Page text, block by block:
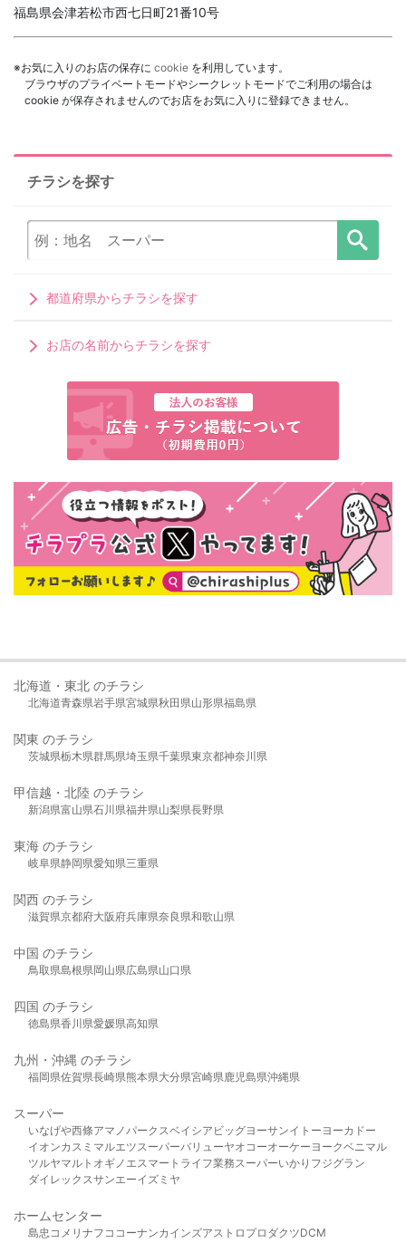
福島県会津若松市西七日町21番10号
※お気に入りのお店の保存に cookie を利用しています。
ブラウザのプライベートモードやシークレットモードでご利用の場合は
cookie が保存されませんのでお店をお気に入りに登録できません。
チラシを探す
都道府県からチラシを探す
お店の名前からチラシを探す
北海道・東北 のチラシ
北海道青森県岩手県宮城県秋田県山形県福島県
関東 のチラシ
茨城県栃木県群馬県埼玉県千葉県東京都神奈川県
甲信越・北陸 のチラシ
新潟県富山県石川県福井県山梨県長野県
東海 のチラシ
岐阜県静岡県愛知県三重県
関西 のチラシ
滋賀県京都府大阪府兵庫県奈良県和歌山県
中国 のチラシ
鳥取県島根県岡山県広島県山口県
四国 のチラシ
徳島県香川県愛媛県高知県
九州・沖縄 のチラシ
福岡県佐賀県長崎県熊本県大分県宮崎県鹿児島県沖縄県
スーパー
いなげや西條アマノパークスベイシア ビッグヨーサンイトーヨーカドー
イオンカスミ マルエツスーパーバリューヤオコーオーケー ヨークベニマル
ツルヤマルト オギノ エスマート ライフ業務スーパーいかり フジグラン
ダイレックスサンエーイズミヤ
ホームセンター
島忠 コメリ ナフコ コーナンカインズアストロプロダクツDCM